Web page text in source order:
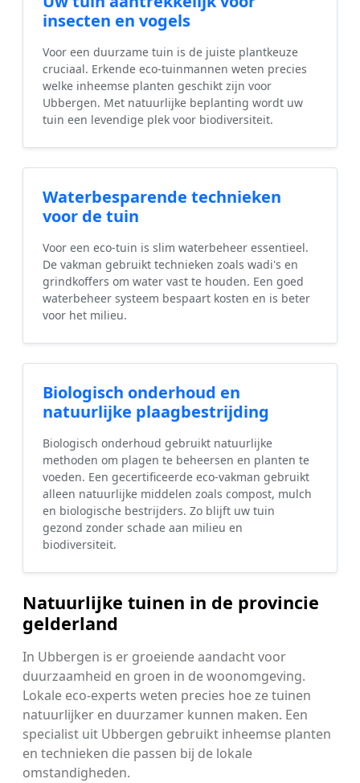
insecten en vogels
Voor een duurzame tuin is de juiste plantkeuze
cruciaal. Erkende eco-tuinmannen weten precies
welke inheemse planten geschikt zijn voor
Ubbergen. Met natuurlijke beplanting wordt uw
tuin een levendige plek voor biodiversiteit.
Waterbesparende technieken
voor de tuin
Voor een eco-tuin is slim waterbeheer essentieel.
De vakman gebruikt technieken zoals wadi's en
grindkoffers om water vast te houden. Een goed
waterbeheer systeem bespaart kosten en is beter
voor het milieu.
Biologisch onderhoud en
natuurlijke plaagbestrijding
Biologisch onderhoud gebruikt natuurlijke
methoden om plagen te beheersen en planten te
voeden. Een gecertificeerde eco-vakman gebruikt
alleen natuurlijke middelen zoals compost, mulch
en biologische bestrijders. Zo blijft uw tuin
gezond zonder schade aan milieu en
biodiversiteit.
Natuurlijke tuinen in de provincie
gelderland
In Ubbergen is er groeiende aandacht voor
duurzaamheid en groen in de woonomgeving.
Lokale eco-experts weten precies hoe ze tuinen
natuurlijker en duurzamer kunnen maken. Een
specialist uit Ubbergen gebruikt inheemse planten
en technieken die passen bij de lokale
omstandigheden.